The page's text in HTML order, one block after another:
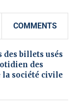
COMMENTS
des billets usés
des
la société civile